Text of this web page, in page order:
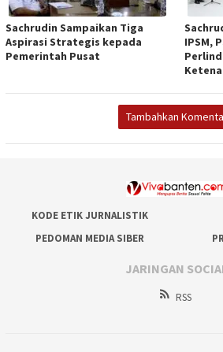
Sachrudin Sampaikan Tiga
Aspirasi Strategis kepada
Pemerintah Pusat
IPSM,
Tambahkan
KODE ETIK JURNALISTIK
PEDOMAN MEDIA SIBER
JARINGAN
RSS